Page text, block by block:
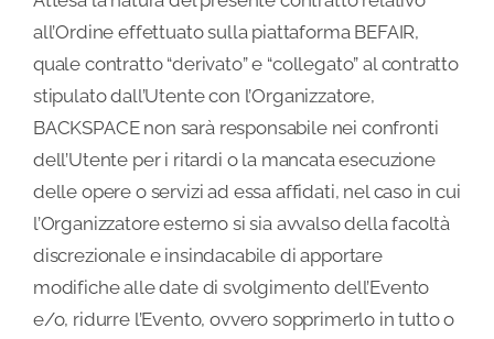
all’Ordine effettuato sulla piattaforma BEFAIR,
quale contratto “derivato” e “collegato” al contratto
stipulato dall’Utente con l’Organizzatore,
BACKSPACE non sarà responsabile nei confronti
dell’Utente per i ritardi o la mancata esecuzione
delle opere o servizi ad essa affidati, nel caso in cui
l’Organizzatore esterno si sia avvalso della facoltà
discrezionale e insindacabile di apportare
modifiche alle date di svolgimento dell’Evento
e/o, ridurre l’Evento, ovvero sopprimerlo in tutto o